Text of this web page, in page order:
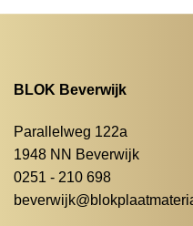
BLOK Beverwijk
Parallelweg 122a
1948 NN Beverwijk
0251 - 210 698